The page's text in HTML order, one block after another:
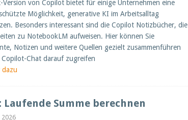
Version von Copilot bietet für einige Unternehmen eine
Möglichkeit, generative KI im Arbeitsalltag
Besonders interessant sind die Copilot Notizbücher, die
zu NotebookLM aufweisen. Hier können Sie
Notizen und weitere Quellen gezielt zusammenführen
Chat darauf zugreifen
dazu
Laufende Summe berechnen
2026